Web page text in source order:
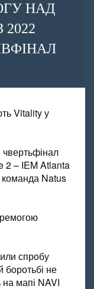
НАД
Vitality у
чвертьфінал
2 – IEM Atlanta
команда Natus
спробу
боротьбі не
мапі NAVI